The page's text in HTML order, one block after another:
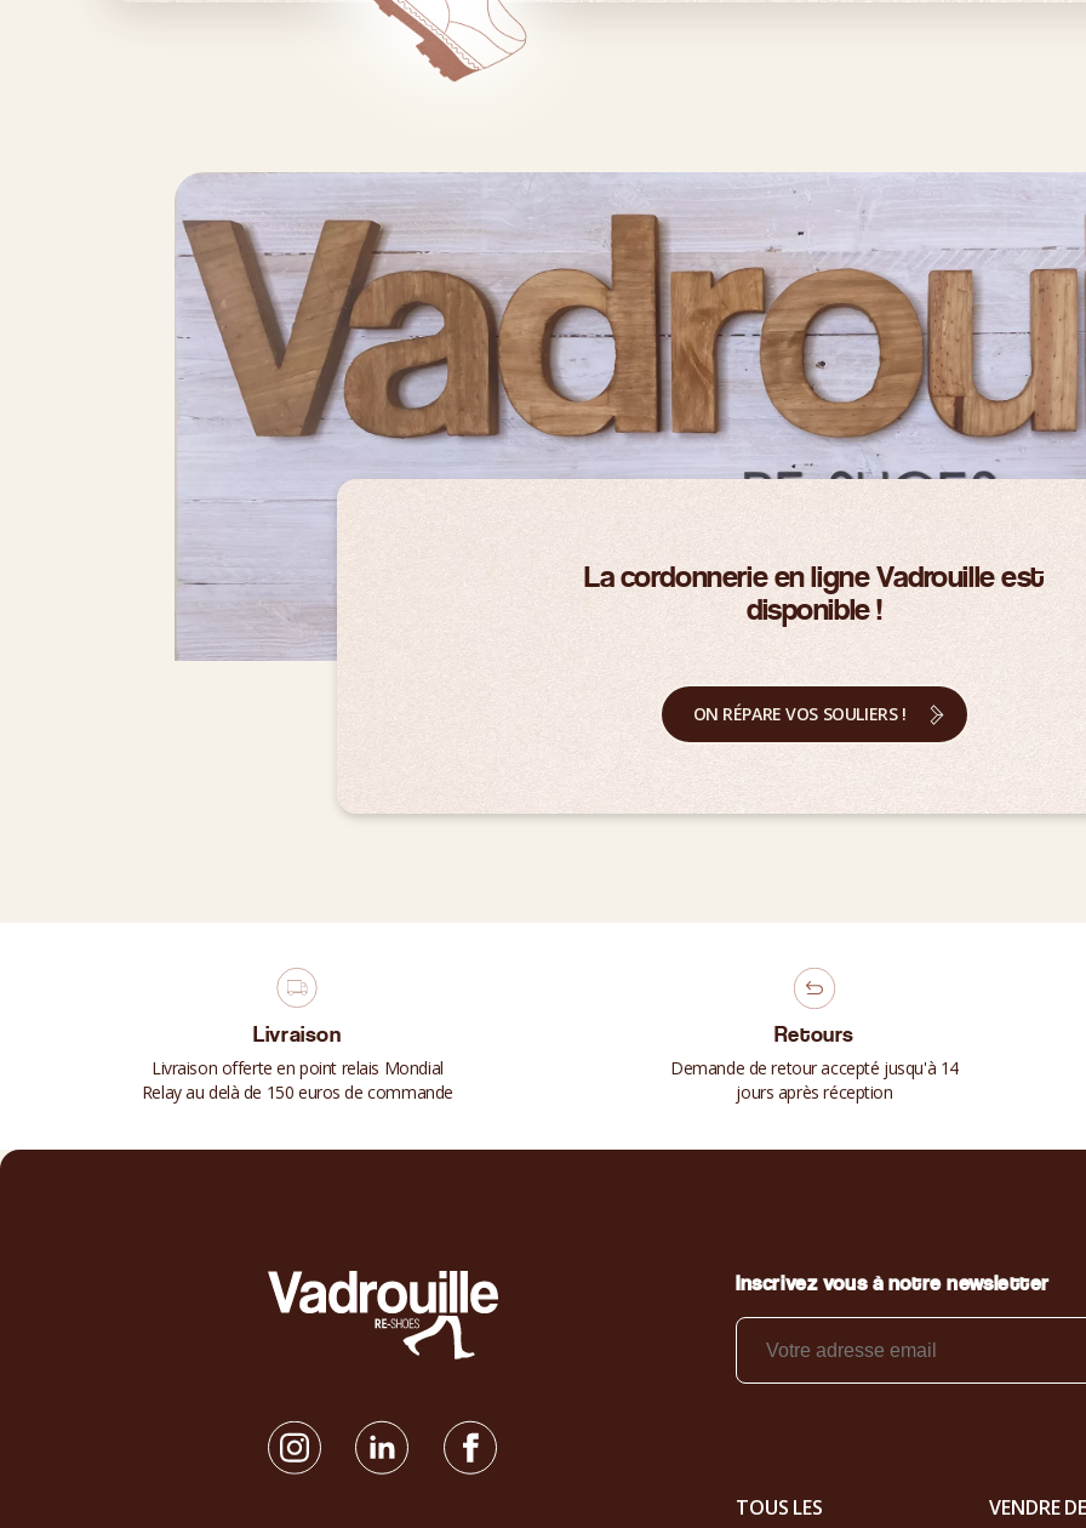
La cordonnerie en ligne Vadrouille est
disponible !
ON RÉPARE VOS SOULIERS !
Livraison
Livraison offerte en point relais Mondial
Relay au delà de 150 euros de commande
Retours
Demande de retour accepté jusqu'à 14
jours après réception
Inscrivez vous à notre newsletter
TOUS LES VENDRE